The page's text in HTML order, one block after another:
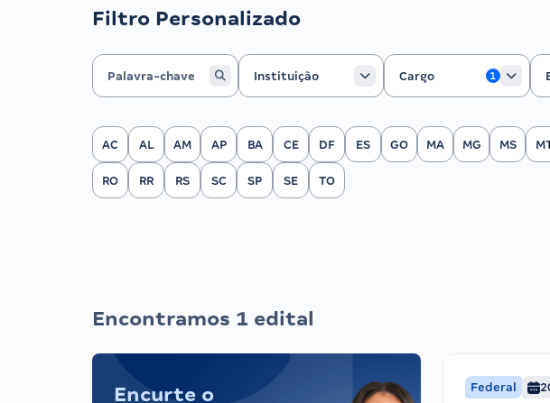
Filtro Personalizado
Instituição
Instituição
Cargo
Cargo
1
Filtrar por Estado
AC AL AM AP BA CE DF ES GO MA MG MS
RO RR RS SC SP SE TO
Encontramos 1 edital
Encurte o Federal